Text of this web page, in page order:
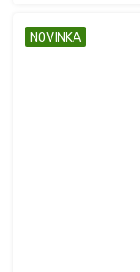
NOVINKA